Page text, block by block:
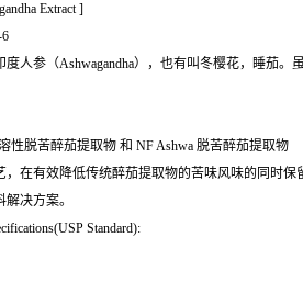
Extract ]
度人参（Ashwagandha），也有叫冬樱花，睡茄
性脱苦醉茄提取物 和 NF Ashwa 脱苦醉茄提取物
，在有效降低传统醉茄提取物的苦味风味的同时
决方案。
Standard):